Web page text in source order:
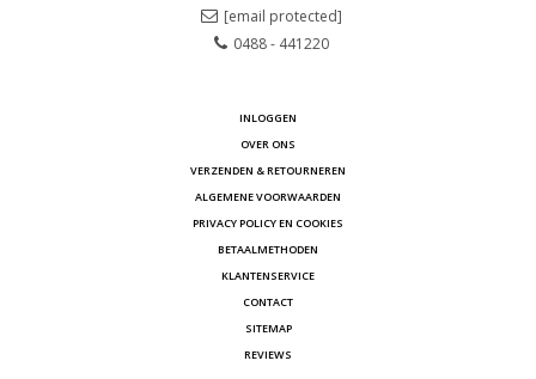
[email protected]
0488 - 441220
INLOGGEN
OVER ONS
VERZENDEN & RETOURNEREN
ALGEMENE VOORWAARDEN
PRIVACY POLICY EN COOKIES
BETAALMETHODEN
KLANTENSERVICE
CONTACT
SITEMAP
REVIEWS